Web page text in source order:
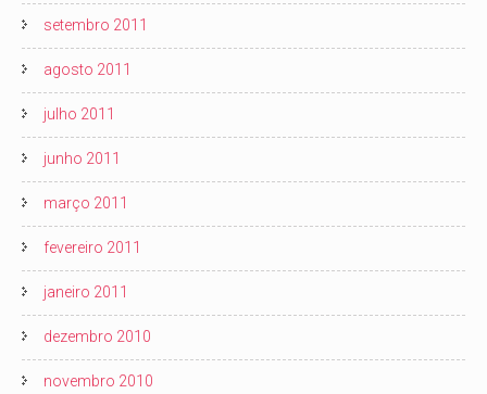
setembro 2011
agosto 2011
julho 2011
junho 2011
março 2011
fevereiro 2011
janeiro 2011
dezembro 2010
novembro 2010